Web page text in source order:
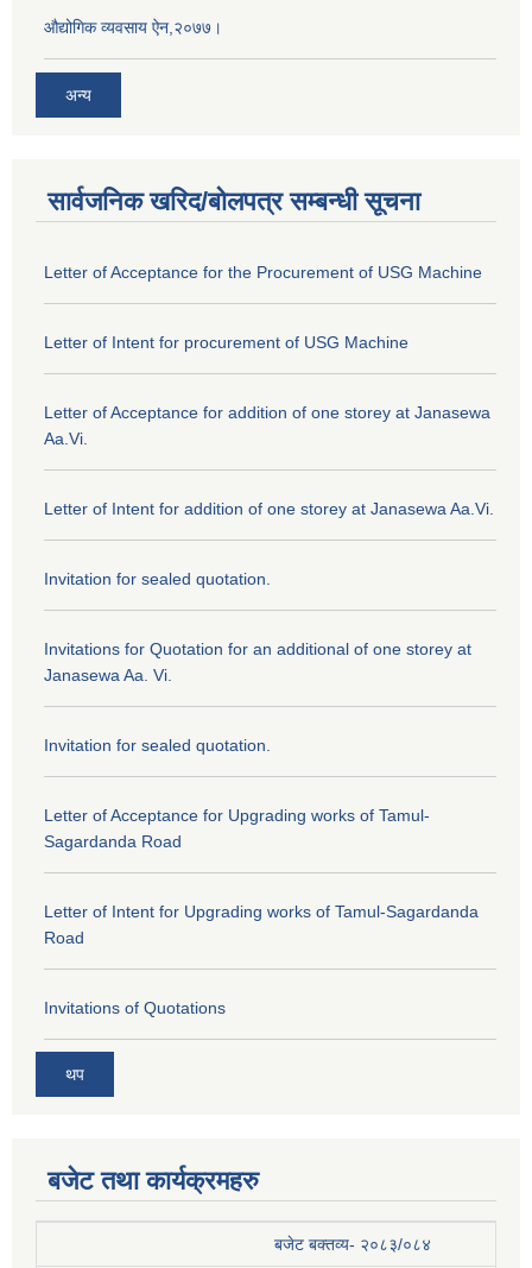
औद्योगिक व्यवसाय ऐन,२०७७।
अन्य
सार्वजनिक खरिद/बोलपत्र सम्बन्धी सूचना
Letter of Acceptance for the Procurement of USG Machine
Letter of Intent for procurement of USG Machine
Letter of Acceptance for addition of one storey at Janasewa
Aa.Vi.
Letter of Intent for addition of one storey at Janasewa Aa.Vi.
Invitation for sealed quotation.
Invitations for Quotation for an additional of one storey at
Janasewa Aa. Vi.
Invitation for sealed quotation.
Letter of Acceptance for Upgrading works of Tamul-
Sagardanda Road
Letter of Intent for Upgrading works of Tamul-Sagardanda
Road
Invitations of Quotations
थप
बजेट तथा कार्यक्रमहरु
बजेट बक्तव्य- २०८३/०८४